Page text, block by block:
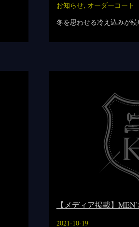
お知らせ, オーダーコート
冬を思わせる冷え込みが
【メディア掲載】
2021-10-19